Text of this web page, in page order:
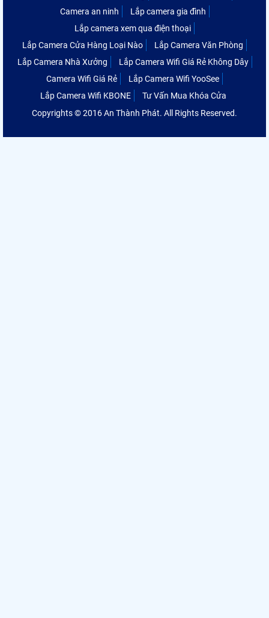
Camera an ninh
Lắp camera gia đình
Lắp camera xem qua điện thoại
Lắp Camera Cửa Hàng Loại Nào
Lắp Camera Văn Phòng
Lắp Camera Nhà Xưởng
Lắp Camera Wifi Giá Rẻ Không Dây
Camera Wifi Giá Rẻ
Lắp Camera Wifi YooSee
Lắp Camera Wifi KBONE
Tư Vấn Mua Khóa Cửa
Copyrights © 2016 An Thành Phát. All Rights Reserved.